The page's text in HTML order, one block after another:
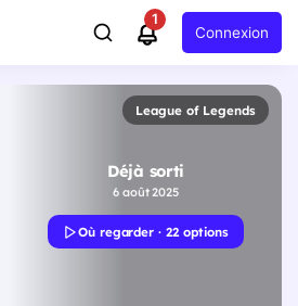
1
Connexion
League of Legends
Déjà sorti
6 août 2025
Où regarder · 22 options